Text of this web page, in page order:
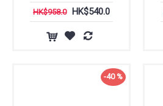
HK$958.0 HK$540.0
-40 %